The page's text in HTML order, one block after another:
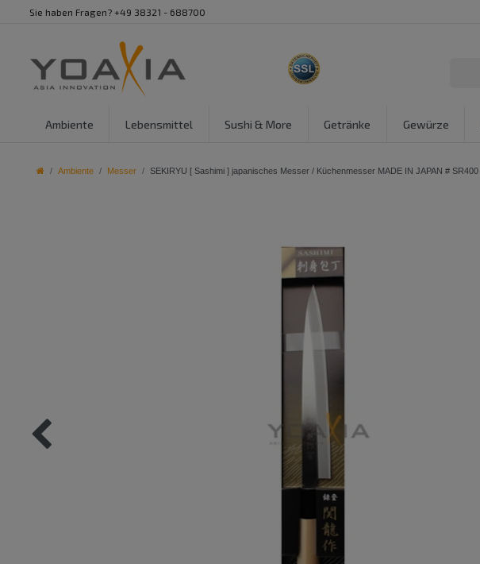
Sie haben Fragen? +49 38321 - 688700
Ambiente Lebensmittel Sushi & More Getränke Gewürze
Ambiente Messer SEKIRYU [ Sashimi ] japanisches Messer / Küchenmesser MADE IN JAPAN # SR400